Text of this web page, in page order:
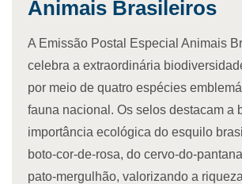
Animais Brasileiros
A Emissão Postal Especial Animais
celebra a extraordinária
por meio de quatro espécies
fauna nacional. Os selos destacam a
importância ecológica do esquilo
boto-cor-de-rosa, do cervo-do-
pato-mergulhão, valorizando a